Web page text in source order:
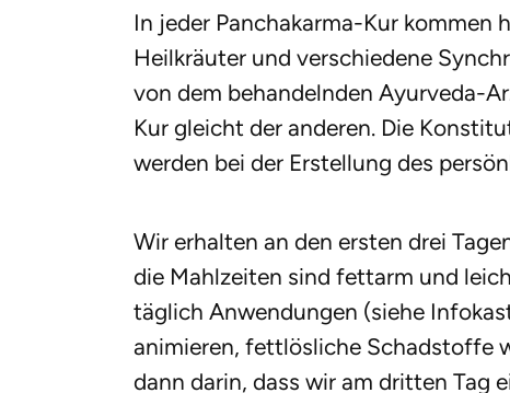
In jeder Panchakarma-Kur kommen
Heilkräuter und verschiedene
von dem behandelnden Ayurveda-
Kur gleicht der anderen. Die
werden bei der Erstellung des
Wir erhalten an den ersten drei
die Mahlzeiten sind fettarm und
täglich Anwendungen (siehe
animieren, fettlösliche Schadstoffe
dann darin, dass wir am dritten Tag